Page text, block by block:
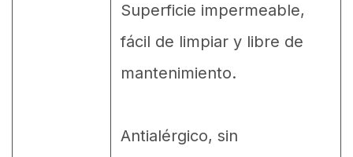
Superficie impermeable,
fácil de limpiar y libre de
mantenimiento.
Antialérgico, sin